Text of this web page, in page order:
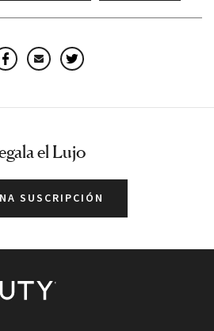
Facebook
EmailTwitter
el Lujo
SUSCRIPCIÓN